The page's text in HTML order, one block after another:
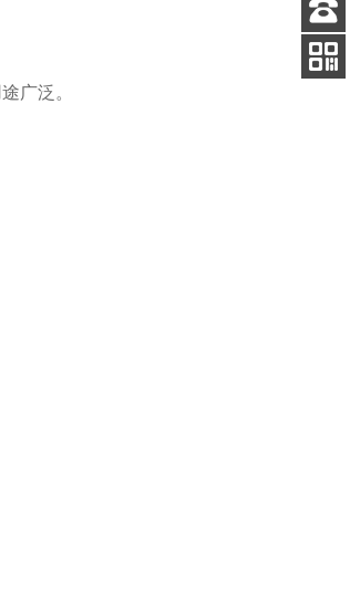
广泛。
客服
电话